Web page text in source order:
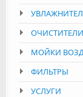
МОЙКИ
ФИЛЬТРЫ
УСЛУГИ